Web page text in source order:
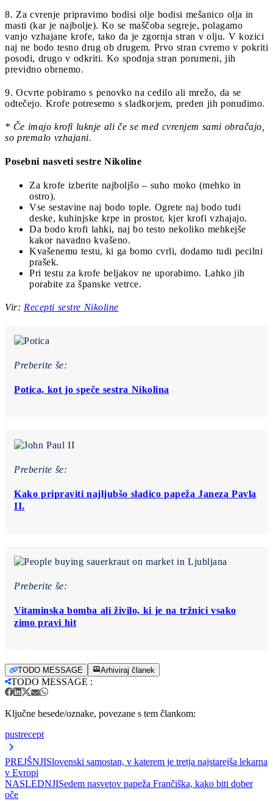
8. Za cvrenje pripravimo bodisi olje bodisi mešanico olja in
masti (kar je najbolje). Ko se maščoba segreje, polagamo
vanjo vzhajane krofe, tako da je zgornja stran v olju. V kozici
naj ne bodo tesno drug ob drugem. Prvo stran cvremo v pokriti
posodi, drugo v odkriti. Ko spodnja stran porumeni, jih
previdno obrnemo.
9. Ocvrte pobiramo s penovko na cedilo ali mrežo, da se
odtečejo. Krofe potresemo s sladkorjem, preden jih ponudimo.
* Če imajo krofi luknje ali če se med cvrenjem sami obračajo,
so premalo vzhajani.
Posebni nasveti sestre Nikoline
Za krofe izberite najboljšo – suho moko (mehko in
ostro).
Vse sestavine naj bodo tople. Ogrete naj bodo tudi
deske, kuhinjske krpe in prostor, kjer krofi vzhajajo.
Da bodo krofi lahki, naj bo testo nekoliko mehkejše
kakor navadno kvašeno.
Kvašenemu testu, ki ga bomo cvrli, dodamo tudi pecilni
prašek.
Pri testu za krofe beljakov ne uporabimo. Lahko jih
porabite za španske vetrce.
Vir: Recepti sestre Nikoline
Preberite še:
Potica, kot jo speče sestra Nikolina
Preberite še:
Kako pripraviti najljubšo sladico papeža Janeza Pavla
II.
Preberite še:
Vitaminska bomba ali živilo, ki je na tržnici vsako
zimo pravi hit
TODO MESSAGE Arhiviraj članek
TODO MESSAGE :
Ključne besede/oznake, povezane s tem člankom:
pustrecept
PREJŠNJISlovenski samostan, v katerem je tretja najstarejša lekarna
v Evropi
NASLEDNJISedem nasvetov papeža Frančiška, kako biti dober
oče